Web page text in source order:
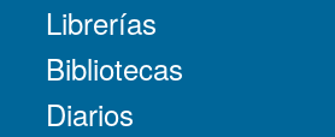
Librerías
Bibliotecas
Diarios